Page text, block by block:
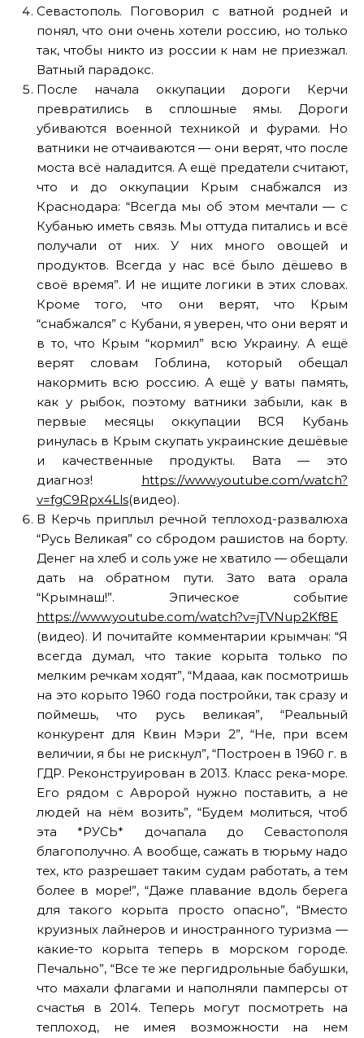
Севастополь. Поговорил с ватной родней и
понял, что они очень хотели россию, но только
так, чтобы никто из россии к нам не приезжал.
Ватный парадокс.
После начала оккупации дороги Керчи
превратились в сплошные ямы. Дороги
убиваются военной техникой и фурами. Но
ватники не отчаиваются — они верят, что после
моста всё наладится. А ещё предатели считают,
что и до оккупации Крым снабжался из
Краснодара: “Всегда мы об этом мечтали — с
Кубанью иметь связь. Мы оттуда питались и всё
получали от них. У них много овощей и
продуктов. Всегда у нас всё было дёшево в
своё время”. И не ищите логики в этих словах.
Кроме того, что они верят, что Крым
“снабжался” с Кубани, я уверен, что они верят и
в то, что Крым “кормил” всю Украину. А ещё
верят словам Гоблина, который обещал
накормить всю россию. А ещё у ваты память,
как у рыбок, поэтому ватники забыли, как в
первые месяцы оккупации ВСЯ Кубань
ринулась в Крым скупать украинские дешёвые
и качественные продукты. Вата — это
диагноз! https://www.youtube.com/watch?
v=fgC9Rpx4Lls(видео).
В Керчь приплыл речной теплоход-развалюха
“Русь Великая” со сбродом рашистов на борту.
Денег на хлеб и соль уже не хватило — обещали
дать на обратном пути. Зато вата орала
“Крымнаш!”. Эпическое событие
https://www.youtube.com/watch?v=jTVNup2Kf8E
(видео). И почитайте комментарии крымчан: “Я
всегда думал, что такие корыта только по
мелким речкам ходят”, “Мдааа, как посмотришь
на это корыто 1960 года постройки, так сразу и
поймешь, что русь великая”, “Реальный
конкурент для Квин Мэри 2”, “Не, при всем
величии, я бы не рискнул”, “Построен в 1960 г. в
ГДР. Реконструирован в 2013. Класс река-море.
Его рядом с Авророй нужно поставить, а не
людей на нём возить”, “Будем молиться, чтоб
эта *РУСЬ* дочапала до Севастополя
благополучно. А вообще, сажать в тюрьму надо
тех, кто разрешает таким судам работать, а тем
более в море!”, “Даже плавание вдоль берега
для такого корыта просто опасно”, “Вместо
круизных лайнеров и иностранного туризма —
какие-то корыта теперь в морском городе.
Печально”, “Все те же пергидрольные бабушки,
что махали флагами и наполняли памперсы от
счастья в 2014. Теперь могут посмотреть на
теплоход, не имея возможности на нем